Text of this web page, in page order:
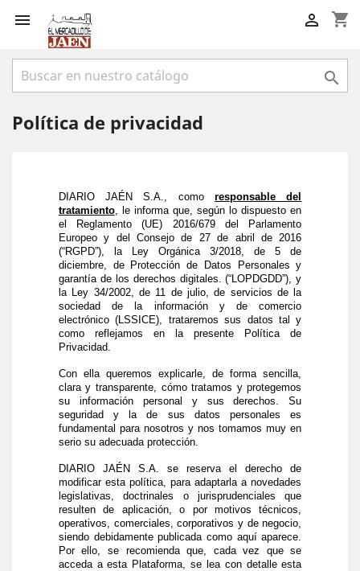
 shopping_cart


Política de privacidad
DIARIO JAÉN S.A., comoresponsable del
tratamiento, le informa que, según lo dispuesto en
el Reglamento (UE) 2016/679 del Parlamento
Europeo y del Consejo de 27 de abril de 2016
(“RGPD”), la Ley Orgánica 3/2018, de 5 de
diciembre, de Protección de Datos Personales y
garantía de los derechos digitales. (“LOPDGDD”), y
la Ley 34/2002, de 11 de julio, de servicios de la
sociedad de la información y de comercio
electrónico (LSSICE), trataremos sus datos tal y
como reflejamos en la presente Política de
Privacidad.
Con ella queremos explicarle, de forma sencilla,
clara y transparente, cómo tratamos y protegemos
su información personal y sus derechos. Su
seguridad y la de sus datos personales es
fundamental para nosotros y nos tomamos muy en
serio su adecuada protección.
DIARIO JAÉN S.A. se reserva el derecho de
modificar esta política, para adaptarla a novedades
legislativas, doctrinales o jurisprudenciales que
resulten de aplicación, o por motivos técnicos,
operativos, comerciales, corporativos y de negocio,
siendo debidamente publicada como aquí aparece.
Por ello, se recomienda que, cada vez que se
acceda a esta Plataforma, se lea con detalle esta